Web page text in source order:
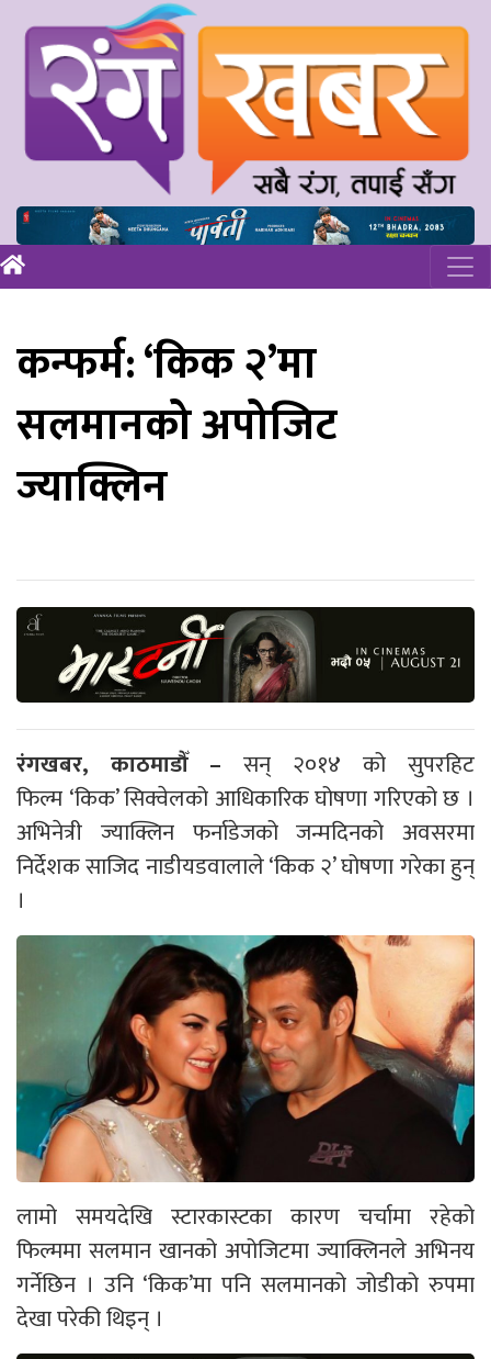
कन्फर्म: ‘किक २’मा
सलमानको अपोजिट
ज्याक्लिन
रंगखबर, काठमाडौँ – सन् २०१४ को सुपरहिट
फिल्म ‘किक’ सिक्वेलको आधिकारिक घोषणा गरिएको छ ।
अभिनेत्री ज्याक्लिन फर्नाडेजको जन्मदिनको अवसरमा
निर्देशक साजिद नाडीयडवालाले ‘किक २’ घोषणा गरेका हुन्
।
लामो समयदेखि स्टारकास्टका कारण चर्चामा रहेको
फिल्ममा सलमान खानको अपोजिटमा ज्याक्लिनले अभिनय
गर्नेछिन । उनि ‘किक’मा पनि सलमानको जोडीको रुपमा
देखा परेकी थिइन् ।